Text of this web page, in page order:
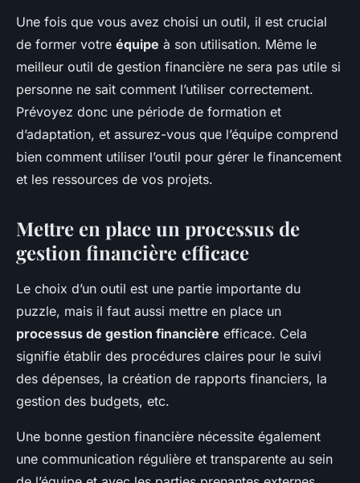
Une fois que vous avez choisi un outil, il est crucial
de former votre équipe à son utilisation. Même le
meilleur outil de gestion financière ne sera pas utile si
personne ne sait comment l’utiliser correctement.
Prévoyez donc une période de formation et
d’adaptation, et assurez-vous que l’équipe comprend
bien comment utiliser l’outil pour gérer le financement
et les ressources de vos projets.
Mettre en place un processus de
gestion financière efficace
Le choix d’un outil est une partie importante du
puzzle, mais il faut aussi mettre en place un
processus de gestion financière efficace. Cela
signifie établir des procédures claires pour le suivi
des dépenses, la création de rapports financiers, la
gestion des budgets, etc.
Une bonne gestion financière nécessite également
une communication régulière et transparente au sein